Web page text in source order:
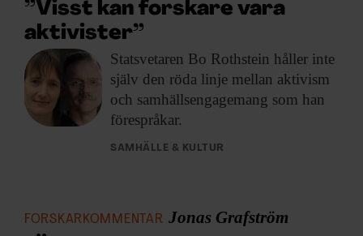
SHOP
KONTAKTA F&F
SKRIV I F&F
ANNONSERA I F&F
”Visst kan forskare vara
aktivister”
Statsvetaren Bo Rothstein håller inte
själv den röda linje mellan aktivism
och samhällsengagemang som han
förespråkar.
SAMHÄLLE & KULTUR
FORSKARKOMMENTAR Jonas Grafström